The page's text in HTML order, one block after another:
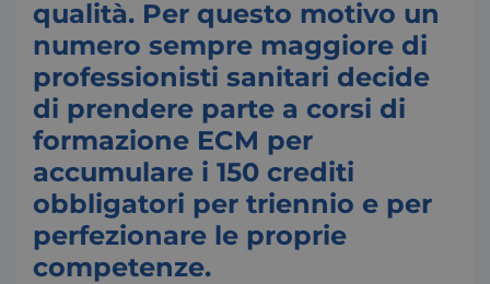
qualità. Per questo motivo un
numero sempre maggiore di
professionisti sanitari decide
di prendere parte a corsi di
formazione ECM per
accumulare i 150 crediti
obbligatori per triennio e per
perfezionare le proprie
competenze.